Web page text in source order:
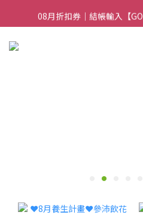
08月折扣券｜結帳輸入【
08月折扣券｜結帳輸入【
08月折扣券｜結帳輸入【